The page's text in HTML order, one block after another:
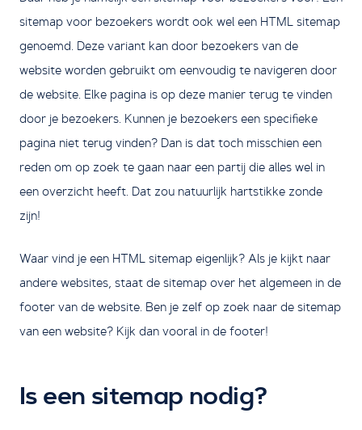
sitemap voor bezoekers wordt ook wel een HTML sitemap
genoemd. Deze variant kan door bezoekers van de
website worden gebruikt om eenvoudig te navigeren door
de website. Elke pagina is op deze manier terug te vinden
door je bezoekers. Kunnen je bezoekers een specifieke
pagina niet terug vinden? Dan is dat toch misschien een
reden om op zoek te gaan naar een partij die alles wel in
een overzicht heeft. Dat zou natuurlijk hartstikke zonde
zijn!
Waar vind je een HTML sitemap eigenlijk? Als je kijkt naar
andere websites, staat de sitemap over het algemeen in de
footer van de website. Ben je zelf op zoek naar de sitemap
van een website? Kijk dan vooral in de footer!
Is een sitemap nodig?